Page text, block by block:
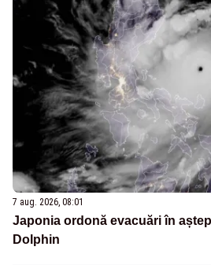
7 aug. 2026, 08:01
Japonia ordonă evacuări în
Dolphin